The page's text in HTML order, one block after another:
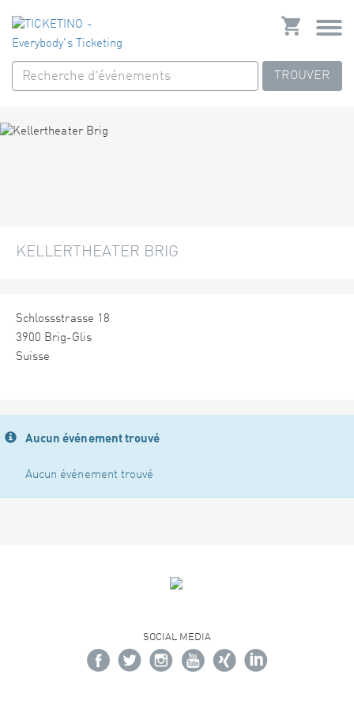
TROUVER
KELLERTHEATER BRIG
Schlossstrasse 18
3900 Brig-Glis
Suisse
Aucun événement trouvé
Aucun événement trouvé
SOCIAL MEDIA